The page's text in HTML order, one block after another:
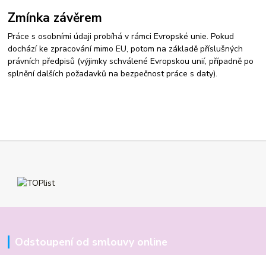
Zmínka závěrem
Práce s osobními údaji probíhá v rámci Evropské unie. Pokud
dochází ke zpracování mimo EU, potom na základě příslušných
právních předpisů (výjimky schválené Evropskou unií, případně po
splnění dalších požadavků na bezpečnost práce s daty).
Odstoupení od smlouvy online